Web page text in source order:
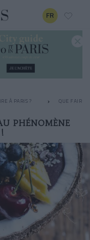
FR
À PARIS ? QUE FAIRE
PHÉNOMÈNE